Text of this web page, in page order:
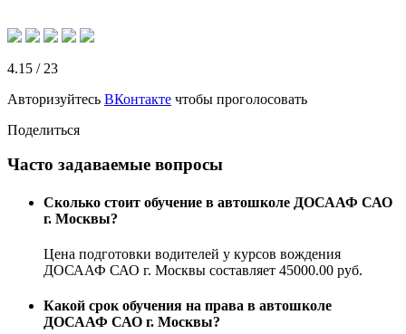
4.15 / 23
Авторизуйтесь ВКонтакте чтобы проголосовать
Поделиться
Часто задаваемые вопросы
Сколько стоит обучение в автошколе ДОСААФ САО
г. Москвы?
Цена подготовки водителей у курсов вождения
ДОСААФ САО г. Москвы составляет 45000.00 руб.
Какой срок обучения на права в автошколе
ДОСААФ САО г. Москвы?